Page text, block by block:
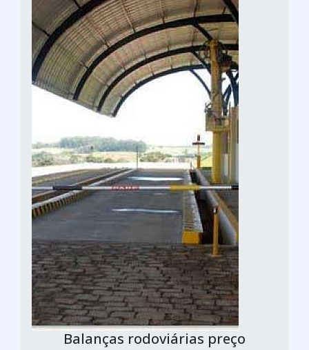
Balanças rodoviárias preço